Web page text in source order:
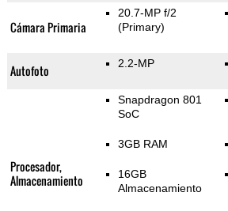
Cámara Primaria
20.7-MP f/2
(Primary)
Autofoto 2.2-MP
Procesador,
Almacenamiento
Snapdragon 801
SoC
3GB RAM
16GB
Almacenamiento